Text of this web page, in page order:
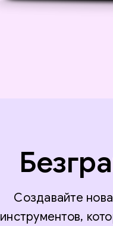
Создавайте
инструментов,